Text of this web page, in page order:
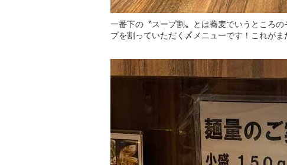
一番下の〝スープ割〟とは蕎麦でいうところ
プを割っていただく〆メニューです！これがま